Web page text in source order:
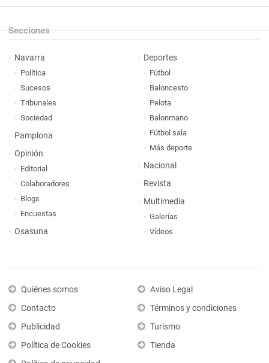
Secciones
Navarra
Política
Sucesos
Tribunales
Sociedad
Pamplona
Opinión
Editorial
Colaboradores
Blogs
Encuestas
Osasuna
Deportes
Fútbol
Baloncesto
Pelota
Balonmano
Fútbol sala
Más deporte
Nacional
Revista
Multimedia
Galerías
Vídeos
Quiénes somos
Contacto
Publicidad
Política de Cookies
Aviso Legal
Términos y condiciones
Turismo
Tienda